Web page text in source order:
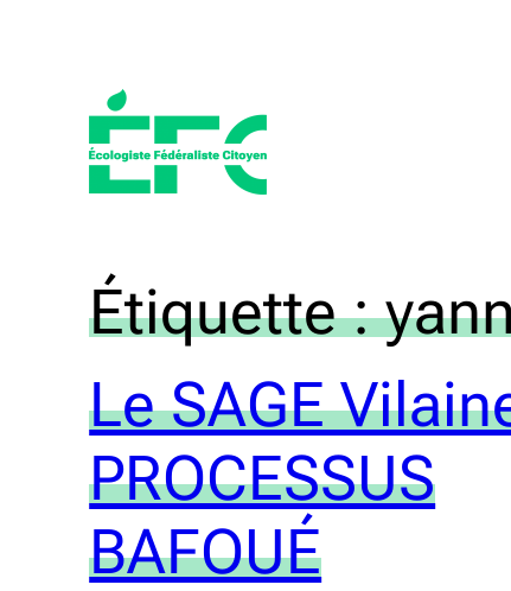
Étiquette :
Le SAGE
PROCESSUS
BAFOUÉ